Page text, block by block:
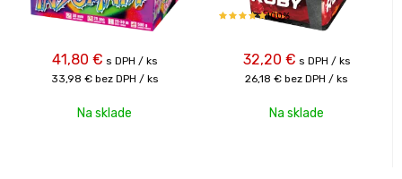
41,80 € s DPH / ks
33,98 € bez DPH / ks
Na sklade
100%
32,20 € s DPH / ks
26,18 € bez DPH / ks
Na sklade